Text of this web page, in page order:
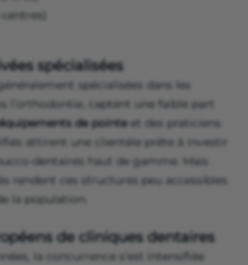
spécialisées
spécialisées dans les
l’orthodontie, captent une faible part
de pointeet des praticiens
attirent une clientèle prête à investir
dentaires haut de gamme. Mais
rendent ces structures peu accessibles
la population.
de cliniques dentaires
la concurrence s’est intensifiée